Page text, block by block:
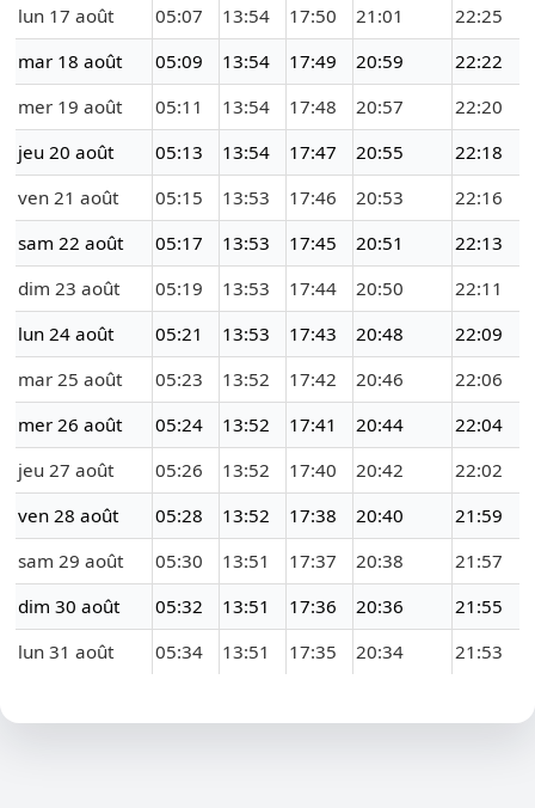
lun 17 août
05:07 13:54 17:50 21:01
22:25
mar 18 août
05:09 13:54 17:49 20:59
22:22
mer 19 août
05:11 13:54 17:48 20:57
22:20
jeu 20 août
05:13 13:54 17:47 20:55
22:18
ven 21 août
05:15 13:53 17:46 20:53
22:16
sam 22 août
05:17 13:53 17:45 20:51
22:13
dim 23 août
05:19 13:53 17:44 20:50
22:11
lun 24 août
05:21 13:53 17:43 20:48
22:09
mar 25 août
05:23 13:52 17:42 20:46
22:06
mer 26 août
05:24 13:52 17:41 20:44
22:04
jeu 27 août
05:26 13:52 17:40 20:42
22:02
ven 28 août
05:28 13:52 17:38 20:40
21:59
sam 29 août
05:30 13:51 17:37 20:38
21:57
dim 30 août
05:32 13:51 17:36 20:36
21:55
lun 31 août
05:34 13:51 17:35 20:34 21:53